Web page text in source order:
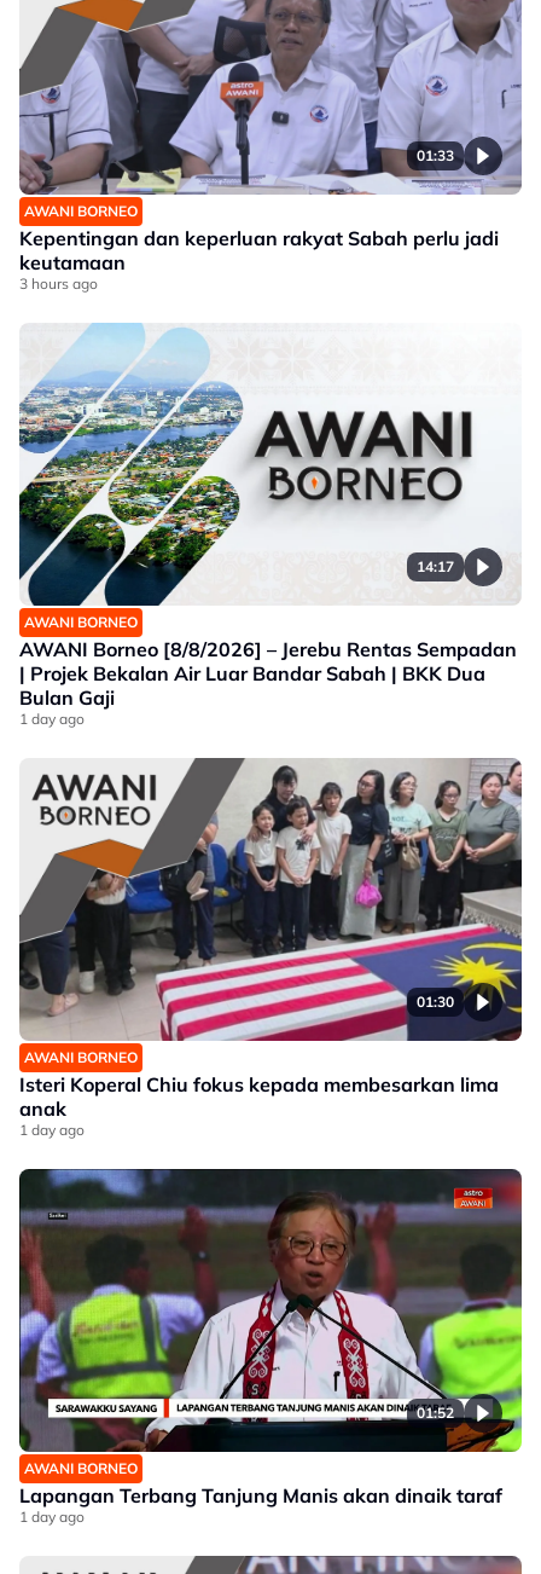
01:33
AWANI BORNEO
Kepentingan dan keperluan rakyat Sabah perlu jadi
keutamaan
3 hours ago
14:17
AWANI BORNEO
AWANI Borneo [8/8/2026] – Jerebu Rentas Sempadan
| Projek Bekalan Air Luar Bandar Sabah | BKK Dua
Bulan Gaji
1 day ago
01:30
AWANI BORNEO
Isteri Koperal Chiu fokus kepada membesarkan lima
anak
1 day ago
01:52
AWANI BORNEO
Lapangan Terbang Tanjung Manis akan dinaik taraf
1 day ago